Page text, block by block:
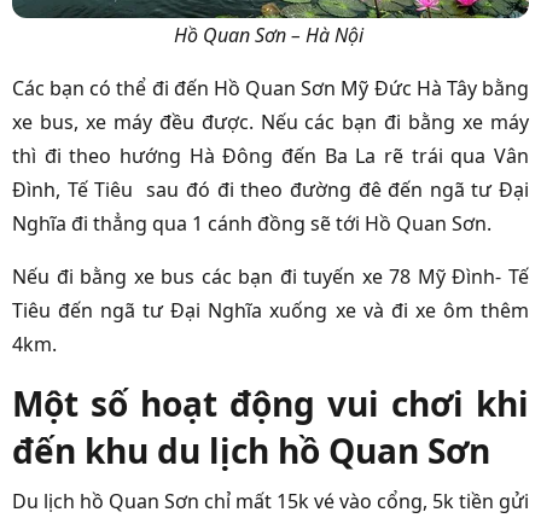
Hồ Quan Sơn – Hà Nội
Các bạn có thể đi đến Hồ Quan Sơn Mỹ Đức Hà Tây bằng
xe bus, xe máy đều được. Nếu các bạn đi bằng xe máy
thì đi theo hướng Hà Đông đến Ba La rẽ trái qua Vân
Đình, Tế Tiêu sau đó đi theo đường đê đến ngã tư Đại
Nghĩa đi thẳng qua 1 cánh đồng sẽ tới Hồ Quan Sơn.
Nếu đi bằng xe bus các bạn đi tuyến xe 78 Mỹ Đình- Tế
Tiêu đến ngã tư Đại Nghĩa xuống xe và đi xe ôm thêm
4km.
Một số hoạt động vui chơi khi
đến khu du lịch hồ Quan Sơn
Du lịch hồ Quan Sơn chỉ mất 15k vé vào cổng, 5k tiền gửi